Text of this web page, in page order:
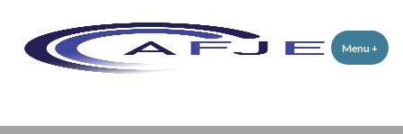
Menu +